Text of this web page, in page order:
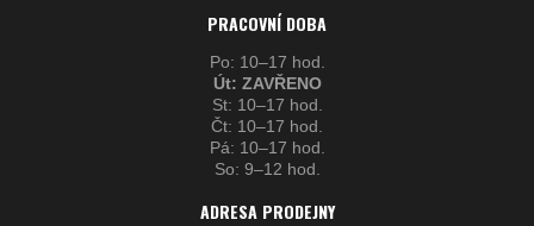
PRACOVNÍ DOBA
Po: 10–17 hod.
Út: ZAVŘENO
St: 10–17 hod.
Čt: 10–17 hod.
Pá: 10–17 hod.
So: 9–12 hod.
ADRESA PRODEJNY